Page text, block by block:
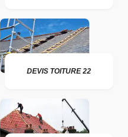
DEVIS TOITURE 22